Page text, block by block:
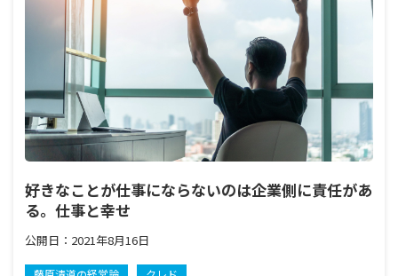
好きなことが仕事にならないのは企業側に責任があ
る。仕事と幸せ
公開日： 2021年8月16日